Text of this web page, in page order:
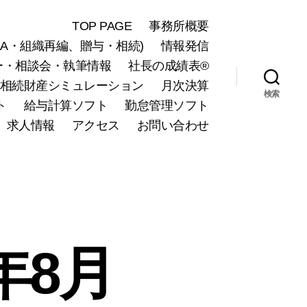
TOP PAGE
事務所概要
・組織再編、贈与・相続)
情報発信
相談会・執筆情報
社長の成績表®
相続財産シミュレーション
月次決算
給与計算ソフト
勤怠管理ソフト
求人情報
アクセス お問い合わせ
検索
8月